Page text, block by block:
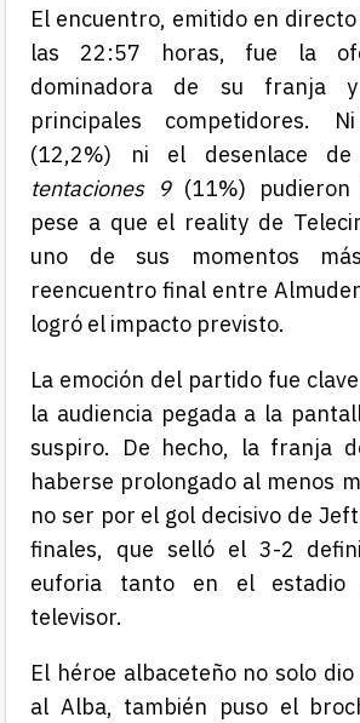
El encuentro, emitido en
las 22:57 horas, fue la
dominadora de su franja
principales competidores.
(12,2%) ni el desenlace de
tentaciones 9(11%) pudieron
pese a que el reality de
uno de sus momentos
reencuentro final entre
logró el impacto previsto.
La emoción del partido fue
la audiencia pegada a la
suspiro. De hecho, la franja
haberse prolongado al menos
no ser por el gol decisivo de
finales, que selló el 3-2
euforia tanto en el
televisor.
El héroe albaceteño no solo
al Alba, también puso el